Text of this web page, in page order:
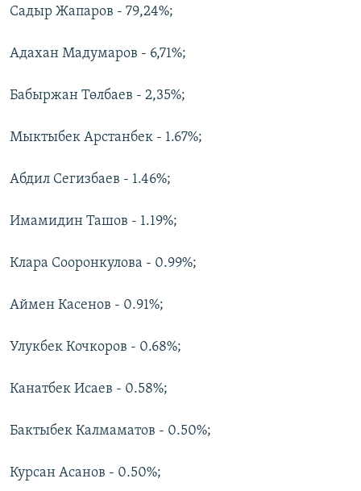
Садыр Жапаров - 79,24%;
Адахан Мадумаров - 6,71%;
Бабыржан Төлбаев - 2,35%;
Мыктыбек Арстанбек - 1.67%;
Абдил Сегизбаев - 1.46%;
Имамидин Ташов - 1.19%;
Клара Сооронкулова - 0.99%;
Аймен Касенов - 0.91%;
Улукбек Кочкоров - 0.68%;
Канатбек Исаев - 0.58%;
Бактыбек Калмаматов - 0.50%;
Курсан Асанов - 0.50%;